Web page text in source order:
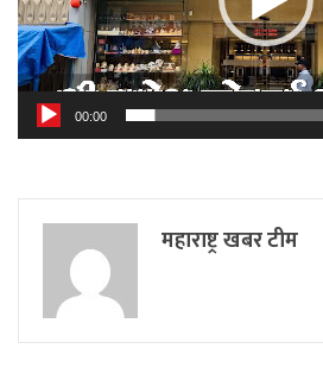
00:00
महाराष्ट्र खबर टीम